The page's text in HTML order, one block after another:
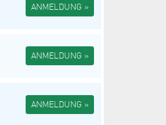
ANMELDUNG »
ANMELDUNG »
ANMELDUNG »